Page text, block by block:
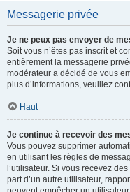
Messagerie privée
Je ne peux pas envoyer de
Soit vous n’êtes pas inscrit et
entièrement la messagerie
modérateur a décidé de vous
plus d’informations, veuillez
Haut
Je continue à recevoir des
Vous pouvez supprimer
en utilisant les règles de
l’utilisateur. Si vous recevez
part d’un autre utilisateur,